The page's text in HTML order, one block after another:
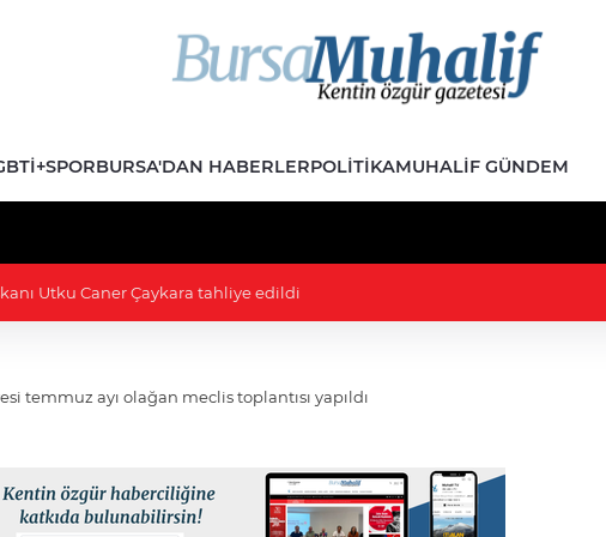
SPORBURSA'DAN HABERLERPOLITIKAMUHALIF GÜNDEM
yangını söndürüldü
temmuz ayı olağan meclis toplantısı yapıldı